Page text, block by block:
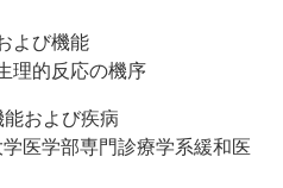
よび機能
理的反応の機序
および疾病
医学部専門診療学系緩和医